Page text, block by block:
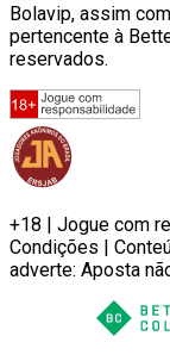
Bolavip, assim
pertencente à
reservados.
+18 | Jogue com
Condições |
adverte: Aposta